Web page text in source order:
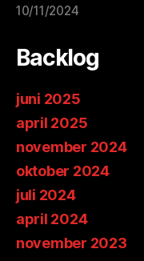
10/11/2024
Backlog
juni 2025
april 2025
november 2024
oktober 2024
juli 2024
april 2024
november 2023